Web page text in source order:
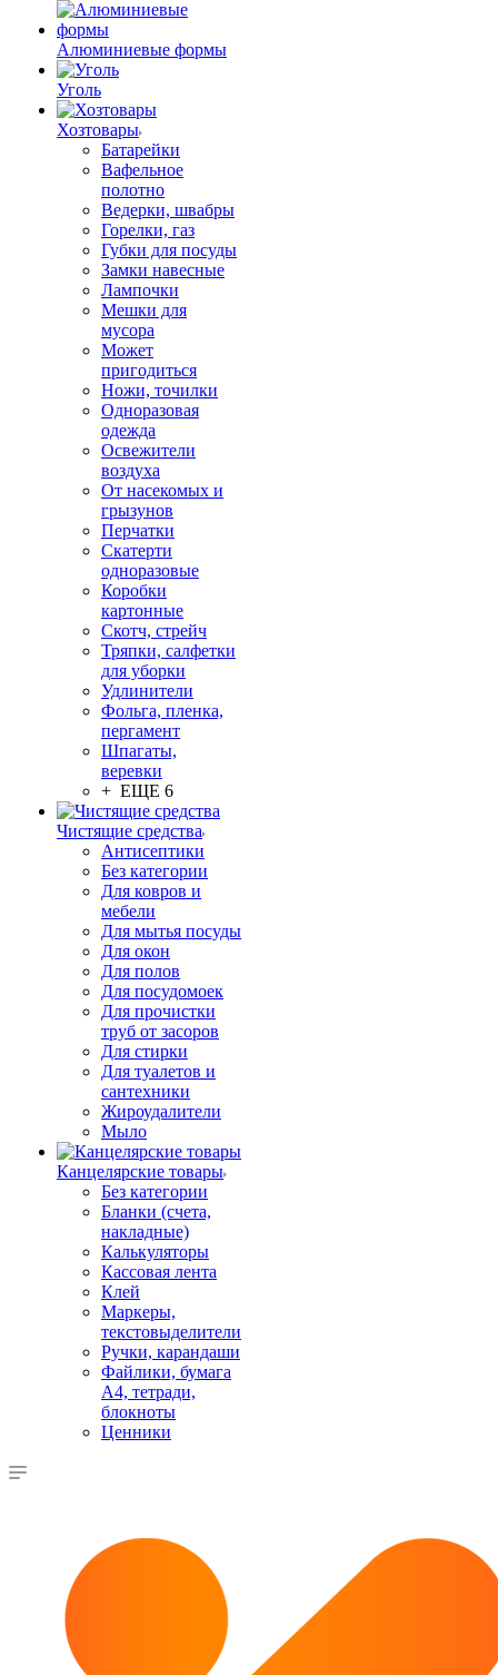
Алюминиевые формы
Уголь
Хозтовары
Батарейки
Вафельное
полотно
Ведерки, швабры
Горелки, газ
Губки для посуды
Замки навесные
Лампочки
Мешки для
мусора
Может
пригодиться
Ножи, точилки
Одноразовая
одежда
Освежители
воздуха
От насекомых и
грызунов
Перчатки
Скатерти
одноразовые
Коробки
картонные
Скотч, стрейч
Тряпки, салфетки
для уборки
Удлинители
Фольга, пленка,
пергамент
Шпагаты,
веревки
+ ЕЩЕ 6
Чистящие средства
Антисептики
Без категории
Для ковров и
мебели
Для мытья посуды
Для окон
Для полов
Для посудомоек
Для прочистки
труб от засоров
Для стирки
Для туалетов и
сантехники
Жироудалители
Мыло
Канцелярские товары
Без категории
Бланки (счета,
накладные)
Калькуляторы
Кассовая лента
Клей
Маркеры,
текстовыделители
Ручки, карандаши
Файлики, бумага
А4, тетради,
блокноты
Ценники